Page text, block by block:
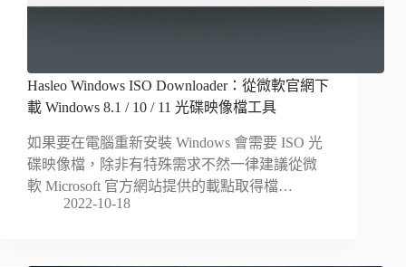
Hasleo Windows ISO Downloader：從微軟官網下
載 Windows 8.1 / 10 / 11 光碟映像檔工具
如果要在電腦重新安裝 Windows 會需要 ISO 光
碟映像檔，除非有特殊需求不然一律建議從微
軟 Microsoft 官方網站提供的載點取得檔…
2022-10-18